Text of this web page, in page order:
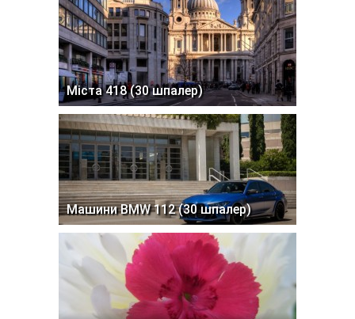
Міста 418 (30 шпалер)
Машини BMW 112 (30 шпалер)